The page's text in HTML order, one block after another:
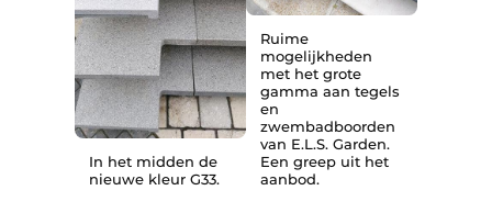
In het midden de
nieuwe kleur G33.
Ruime
mogelijkheden
met het grote
gamma aan tegels
en
zwembadboorden
van E.L.S. Garden.
Een greep uit het
aanbod.